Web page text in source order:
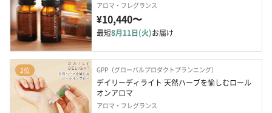
アロマ・フレグランス
¥10,440〜
最短8月11日(火)お届け
2位 GPP（グローバルプロダクトプランニング）
デイリーディライト 天然ハーブを愉しむロール
オンアロマ
アロマ・フレグランス